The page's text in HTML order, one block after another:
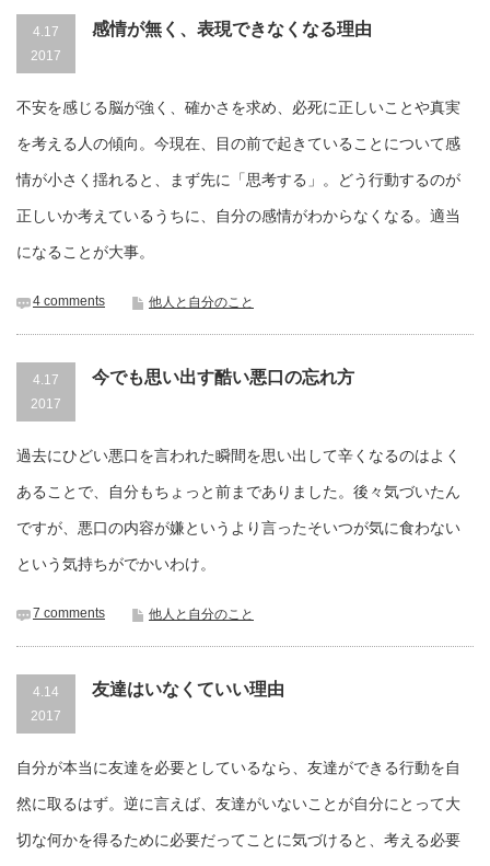
4.17
2017
感情が無く、表現できなくなる理由
不安を感じる脳が強く、確かさを求め、必死に正しいことや真実
を考える人の傾向。今現在、目の前で起きていることについて感
情が小さく揺れると、まず先に「思考する」。どう行動するのが
正しいか考えているうちに、自分の感情がわからなくなる。適当
になることが大事。
4 comments 他人と自分のこと
4.17
2017
今でも思い出す酷い悪口の忘れ方
過去にひどい悪口を言われた瞬間を思い出して辛くなるのはよく
あることで、自分もちょっと前までありました。後々気づいたん
ですが、悪口の内容が嫌というより言ったそいつが気に食わない
という気持ちがでかいわけ。
7 comments 他人と自分のこと
4.14
2017
友達はいなくていい理由
自分が本当に友達を必要としているなら、友達ができる行動を自
然に取るはず。逆に言えば、友達がいないことが自分にとって大
切な何かを得るために必要だってことに気づけると、考える必要